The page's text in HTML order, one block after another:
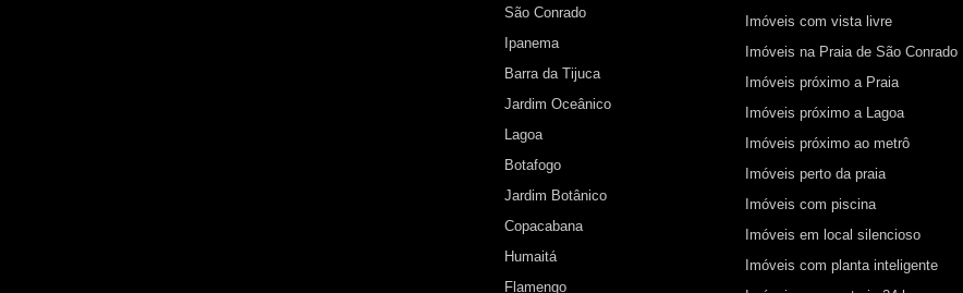
São Conrado
Ipanema
Barra da Tijuca
Jardim Oceânico
Lagoa
Botafogo
Jardim Botânico
Copacabana
Humaitá
Flamengo
Imóveis com vista livre
Imóveis na Praia de São Conrado
Imóveis próximo a Praia
Imóveis próximo a Lagoa
Imóveis próximo ao metrô
Imóveis perto da praia
Imóveis com piscina
Imóveis em local silencioso
Imóveis com planta inteligente